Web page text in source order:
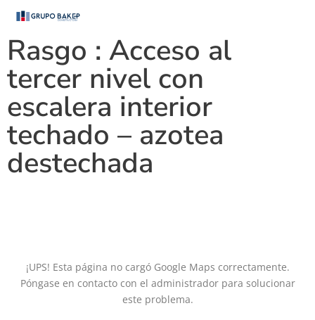
Rasgo : Acceso al
tercer nivel con
escalera interior
techado – azotea
destechada
¡UPS! Esta página no cargó Google Maps correctamente.
Póngase en contacto con el administrador para solucionar
este problema.